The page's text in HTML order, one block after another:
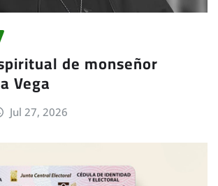
de monseñor
Vega
Jul 27, 2026